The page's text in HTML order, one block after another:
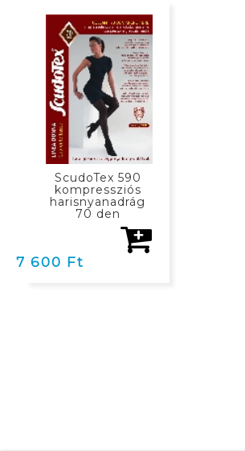
KOSÁRBAN
ScudoTex 590
kompressziós
harisnyanadrág
70 den
7 600 Ft